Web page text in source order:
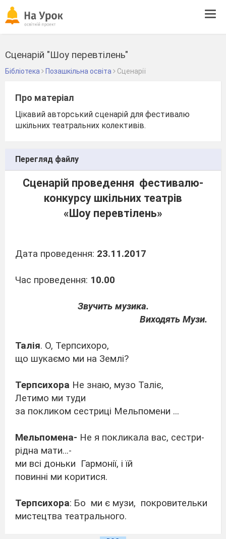
Сценарій "Шоу перевтілень"
Бібліотека Позашкільна освіта Сценарії
Про матеріал
Цікавий авторський сценарій для фестивалю
шкільних театральних колективів.
Перегляд файлу
Сценарій проведення фестивалю-
конкурсу шкільних театрів
«Шоу перевтілень»
Дата проведення: 23.11.2017
Час проведення: 10.00
Звучить музика.
Виходять Музи.
Талія. О, Терпсихоро,
що шукаємо ми на Землі?
Терпсихора Не знаю, музо Таліє,
Летимо ми туди
за покликом сестриці Мельпомени ...
Мельпомена- Не я покликала вас, сестри-
рідна мати…-
ми всі доньки Гармонії, і їй
повинні ми коритися.
Терпсихора: Бо ми є музи, покровительки
мистецтва театрального.